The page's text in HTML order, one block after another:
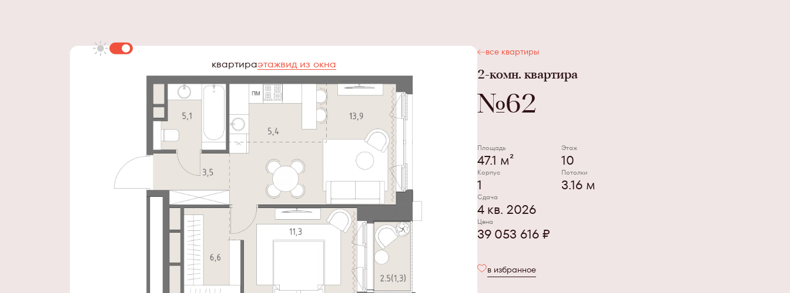
квартираэтажвид из окна
все квартиры
2-комн. квартира
№62
Площадь
47.1 м²
Этаж
10
Корпус
1
Потолки
3.16 м
Сдача
4 кв. 2026
Цена
39 053 616 ₽
в избранное